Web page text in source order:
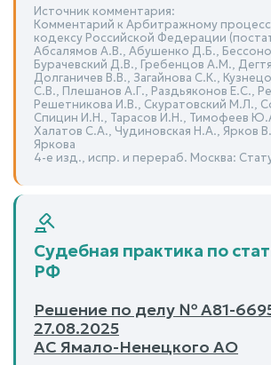
Источник комментария:
Комментарий к Арбитражному
кодексу Российской Федерации
Абсалямов А.В., Абушенко Д.Б.,
Бурачевский Д.В., Гребенцов А.М.,
Долганичев В.В., Загайнова С.К.,
С.В., Плешанов А.Г., Раздьяконов Е.С.,
Решетникова И.В., Скуратовский М.Л.,
Спицин И.Н., Тарасов И.Н., Тимофеев
Халатов С.А., Чудиновская Н.А., Ярков
Яркова
4-е изд., испр. и перераб. Москва:
Судебная практика по
РФ
Решение по делу № А81-
27.08.2025
АС Ямало-Ненецкого АО